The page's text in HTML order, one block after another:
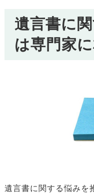
遺言書に
は専門家
遺言書に関する悩みを